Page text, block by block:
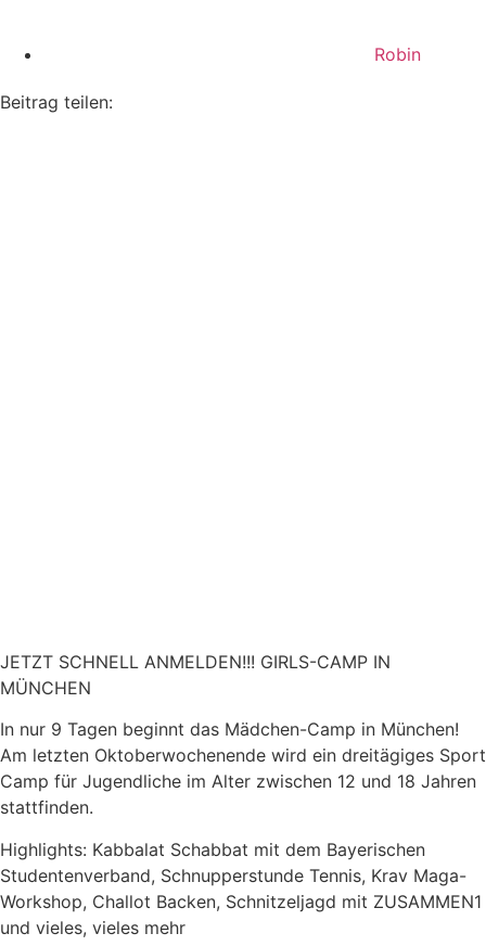
Robin
Beitrag teilen:
JETZT SCHNELL ANMELDEN!!! GIRLS-CAMP IN
MÜNCHEN
In nur 9 Tagen beginnt das Mädchen-Camp in München!
Am letzten Oktoberwochenende wird ein dreitägiges Sport
Camp für Jugendliche im Alter zwischen 12 und 18 Jahren
stattfinden.
Highlights: Kabbalat Schabbat mit dem Bayerischen
Studentenverband, Schnupperstunde Tennis, Krav Maga-
Workshop, Challot Backen, Schnitzeljagd mit ZUSAMMEN1
und vieles, vieles mehr